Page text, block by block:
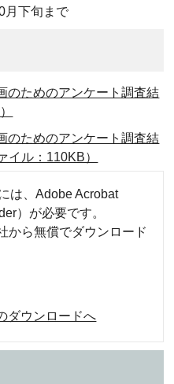
月下旬まで
のためのアンケート調査結
のためのアンケート調査結
イル：110KB）
は、Adobe Acrobat
）が必要です。
から無償でダウンロード
ダウンロードへ